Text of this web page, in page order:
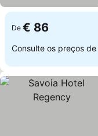
De € 86
Consulte os preços de